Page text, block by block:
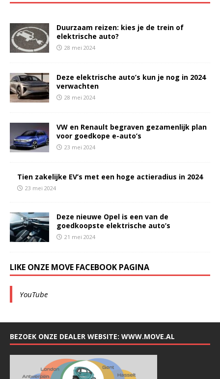
Duurzaam reizen: kies je de trein of
elektrische auto?
28 mei 2024
Deze elektrische auto’s kun je nog in 2024
verwachten
28 mei 2024
VW en Renault begraven gezamenlijk plan
voor goedkope e-auto’s
23 mei 2024
Tien zakelijke EV’s met een hoge actieradius in 2024
23 mei 2024
Deze nieuwe Opel is een van de
goedkoopste elektrische auto’s
21 mei 2024
LIKE ONZE MOVE FACEBOOK PAGINA
YouTube
BEZOEK ONZE DEALER WEBSITE: WWW.MOVE.AL